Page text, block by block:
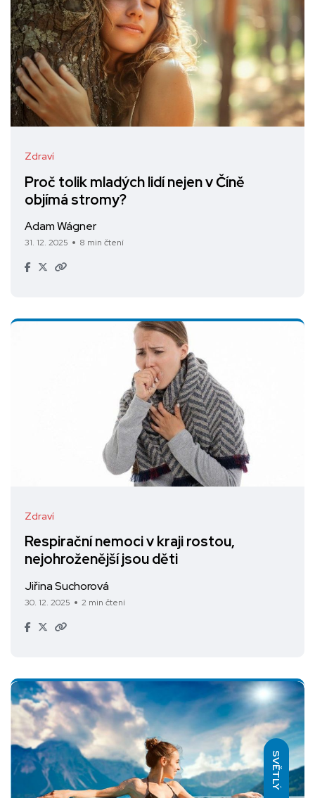
SVĚTLÝ
Zdraví
Proč tolik mladých lidí nejen v Číně
objímá stromy?
Adam Wágner
31. 12. 2025 8 min čtení
Zdraví
Respirační nemoci v kraji rostou,
nejohroženější jsou děti
Jiřina Suchorová
30. 12. 2025 2 min čtení